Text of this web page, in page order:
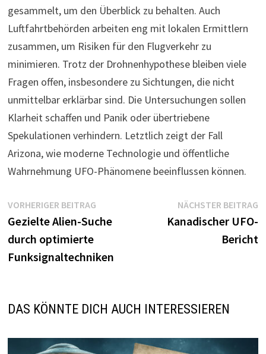
gesammelt, um den Überblick zu behalten. Auch
Luftfahrtbehörden arbeiten eng mit lokalen Ermittlern
zusammen, um Risiken für den Flugverkehr zu
minimieren. Trotz der Drohnenhypothese bleiben viele
Fragen offen, insbesondere zu Sichtungen, die nicht
unmittelbar erklärbar sind. Die Untersuchungen sollen
Klarheit schaffen und Panik oder übertriebene
Spekulationen verhindern. Letztlich zeigt der Fall
Arizona, wie moderne Technologie und öffentliche
Wahrnehmung UFO-Phänomene beeinflussen können.
Beitragsnavigation
VORHERIGER BEITRAG
Beitrag:
Gezielte Alien-Suche
durch optimierte
Funksignaltechniken
NÄCHSTER BEITRAG
Kanadischer UFO-
Bericht
DAS KÖNNTE DICH AUCH INTERESSIEREN